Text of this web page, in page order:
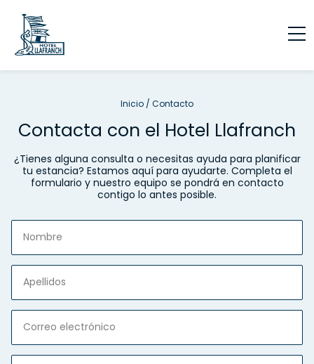
Inicio / Contacto
Contacta con el Hotel Llafranch
¿Tienes alguna consulta o necesitas ayuda para planificar
tu estancia? Estamos aquí para ayudarte. Completa el
formulario y nuestro equipo se pondrá en contacto
contigo lo antes posible.